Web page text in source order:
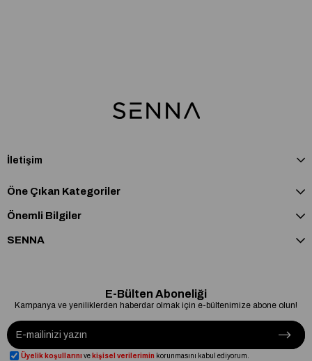
İletişim
Öne Çıkan Kategoriler
Önemli Bilgiler
SENNA
E-Bülten Aboneliği
Kampanya ve yeniliklerden haberdar olmak için e-bültenimize abone olun!
Üyelik koşullarını ve kişisel verilerimin korunmasını kabul ediyorum.